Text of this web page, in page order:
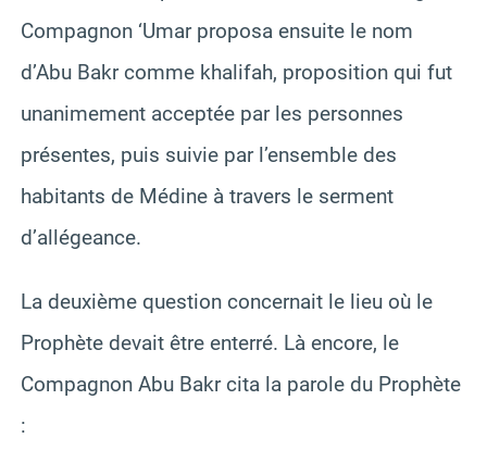
Compagnon ‘Umar proposa ensuite le nom
d’Abu Bakr comme khalifah, proposition qui fut
unanimement acceptée par les personnes
présentes, puis suivie par l’ensemble des
habitants de Médine à travers le serment
d’allégeance.
La deuxième question concernait le lieu où le
Prophète devait être enterré. Là encore, le
Compagnon Abu Bakr cita la parole du Prophète
: